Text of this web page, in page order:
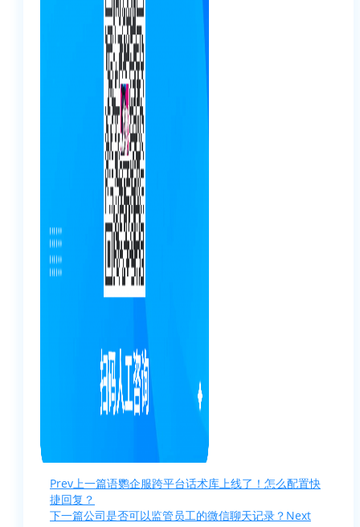
Prev上一篇语鹦企服跨平台话术库上线了！怎么配置快
捷回复？
下一篇公司是否可以监管员工的微信聊天记录？ Next